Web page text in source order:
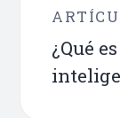
¿Qué